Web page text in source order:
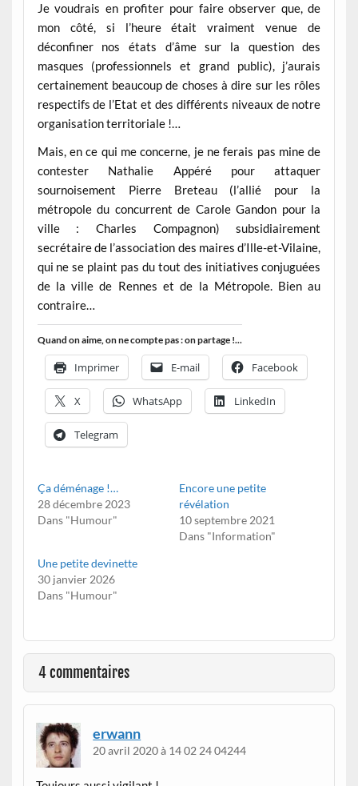
Je voudrais en profiter pour faire observer que, de
mon côté, si l’heure était vraiment venue de
déconfiner nos états d’âme sur la question des
masques (professionnels et grand public), j’aurais
certainement beaucoup de choses à dire sur les rôles
respectifs de l’Etat et des différents niveaux de notre
organisation territoriale !…
Mais, en ce qui me concerne, je ne ferais pas mine de
contester Nathalie Appéré pour attaquer
sournoisement Pierre Breteau (l’allié pour la
métropole du concurrent de Carole Gandon pour la
ville : Charles Compagnon) subsidiairement
secrétaire de l’association des maires d’Ille-et-Vilaine,
qui ne se plaint pas du tout des initiatives conjuguées
de la ville de Rennes et de la Métropole. Bien au
contraire…
Quand on aime, on ne compte pas : on partage !...
Imprimer E-mail Facebook
X WhatsApp LinkedIn
Telegram
Ça déménage !…
28 décembre 2023
Dans "Humour"
Encore une petite
révélation
10 septembre 2021
Dans "Information"
Une petite devinette
30 janvier 2026
Dans "Humour"
4 commentaires
erwann
20 avril 2020 à 14 02 24 04244